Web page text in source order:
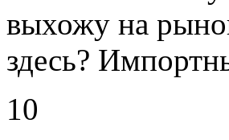
выхожу на
здесь?
10